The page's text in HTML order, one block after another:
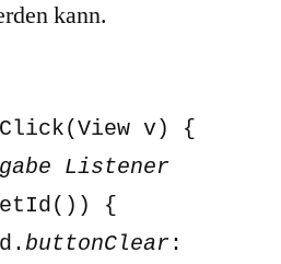
kann.
{
buttonClear